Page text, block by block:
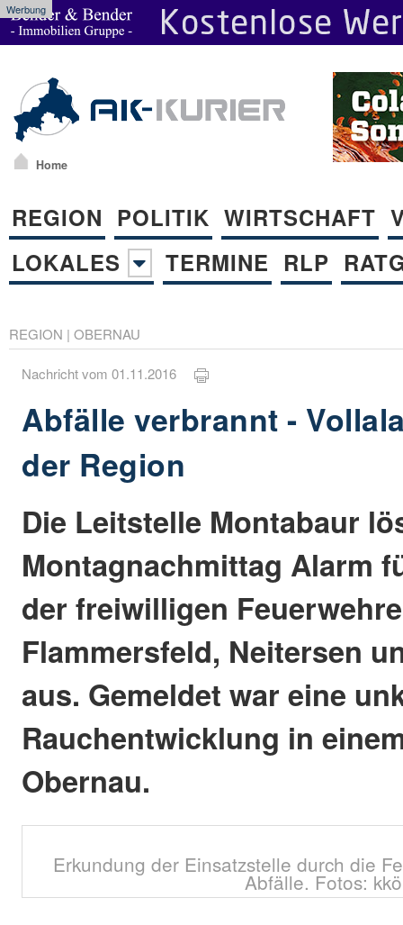
Werbung
Home
REGION POLITIK WIRTSCHAFT
LOKALES
TERMINE RLP
REGION | OBERNAU
Nachricht vom 01.11.2016
Abfälle verbrannt -
der Region
Die Leitstelle Montabaur
Montagnachmittag Alarm
der freiwilligen
Flammersfeld, Neitersen
aus. Gemeldet war eine
Rauchentwicklung in
Obernau.
Erkundung der Einsatzstelle durch die
Abfälle. Fotos: kkö